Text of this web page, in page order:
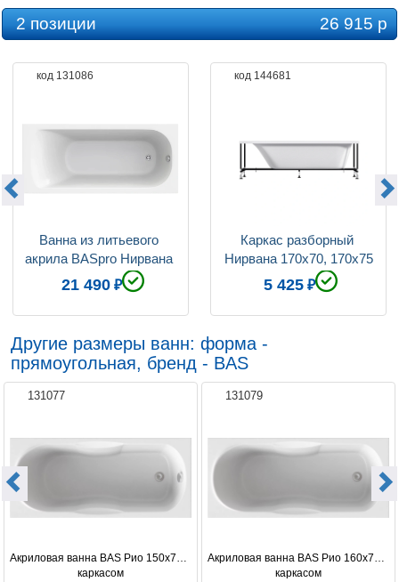
Слив-перелив приобретается отдельно
Коллекция
2 позиции 26 915 р
код 131086
Ванна из литьевого
акрила BASpro Нирвана
150х70 на каркасе
21 490
код 144681
Каркас разборный
Нирвана 170х70, 170х75
5 425
Другие размеры ванн: форма -
прямоугольная, бренд - BAS
131077
Акриловая ванна BAS Рио 150х70 с
каркасом
131079
Акриловая ванна BAS Рио 160х70 с
каркасом